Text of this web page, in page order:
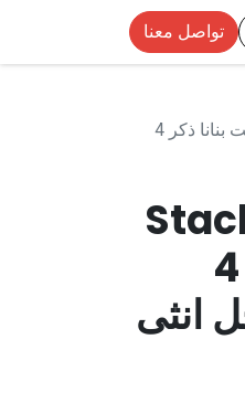
تواصل معنا
Stackable Banana Male Plug 4 mm - Red Color (AD88) سوكت بنانا ذكر 4
مدخل انثى